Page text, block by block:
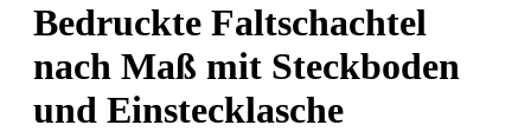
Bedruckte Faltschachtel
nach Maß mit Steckboden
und Einstecklasche